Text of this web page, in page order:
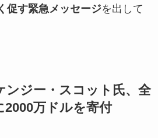
促す緊急メッセージを出して
ンジー・スコット氏、全
2000万ドルを寄付